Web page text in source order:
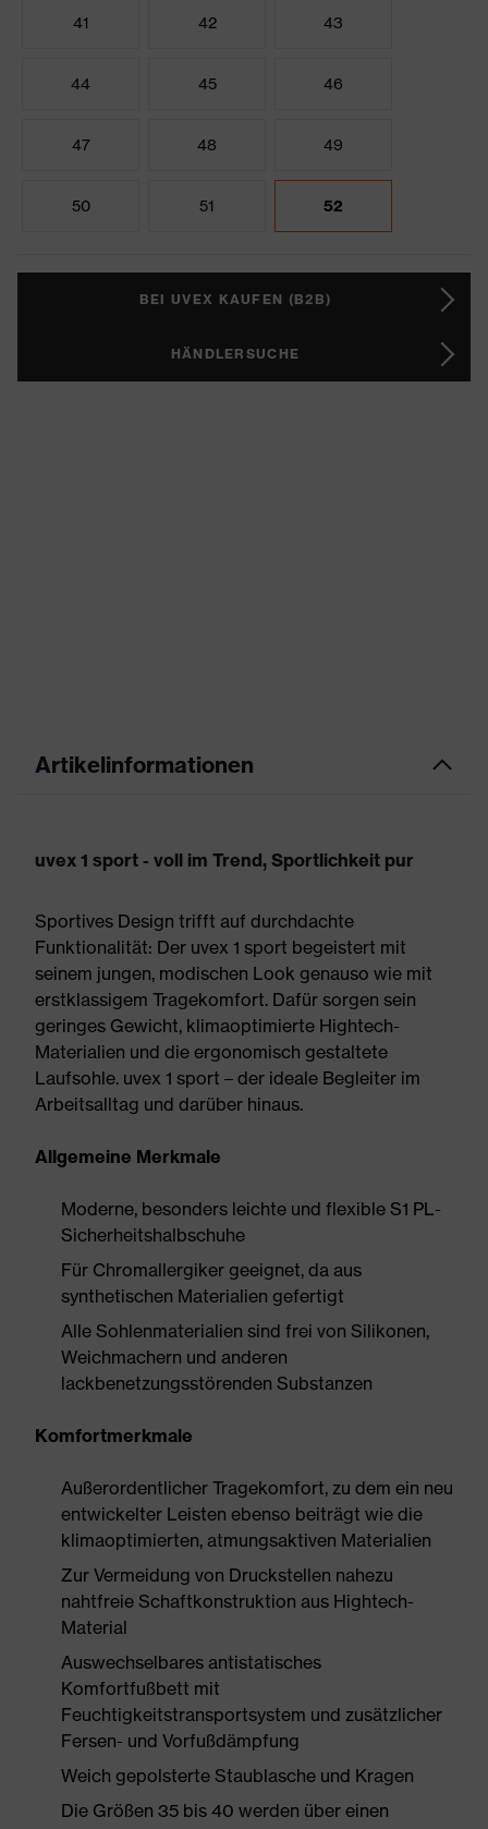
41 42 43
44 45 46
47 48 49
50 51 52
BEI UVEX KAUFEN (B2B)
HÄNDLERSUCHE
Artikelinformationen
uvex 1 sport - voll im Trend, Sportlichkeit pur
Sportives Design trifft auf durchdachte
Funktionalität: Der uvex 1 sport begeistert mit
seinem jungen, modischen Look genauso wie mit
erstklassigem Tragekomfort. Dafür sorgen sein
geringes Gewicht, klimaoptimierte Hightech-
Materialien und die ergonomisch gestaltete
Laufsohle. uvex 1 sport – der ideale Begleiter im
Arbeitsalltag und darüber hinaus.
Allgemeine Merkmale
Moderne, besonders leichte und flexible S1 PL-
Sicherheitshalbschuhe
Für Chromallergiker geeignet, da aus
synthetischen Materialien gefertigt
Alle Sohlenmaterialien sind frei von Silikonen,
Weichmachern und anderen
lackbenetzungsstörenden Substanzen
Komfortmerkmale
Außerordentlicher Tragekomfort, zu dem ein neu
entwickelter Leisten ebenso beiträgt wie die
klimaoptimierten, atmungsaktiven Materialien
Zur Vermeidung von Druckstellen nahezu
nahtfreie Schaftkonstruktion aus Hightech-
Material
Auswechselbares antistatisches
Komfortfußbett mit
Feuchtigkeitstransportsystem und zusätzlicher
Fersen- und Vorfußdämpfung
Weich gepolsterte Staublasche und Kragen
Die Größen 35 bis 40 werden über einen